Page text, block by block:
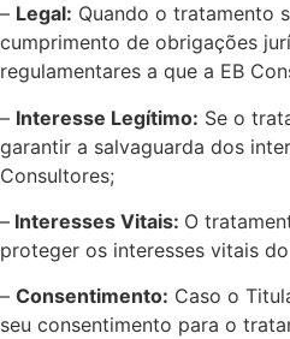
– Legal: Quando o tratamento
cumprimento de obrigações
regulamentares a que a EB
– Interesse Legítimo: Se o
garantir a salvaguarda dos
Consultores;
– Interesses Vitais: O
proteger os interesses vitais
– Consentimento: Caso o
seu consentimento para o